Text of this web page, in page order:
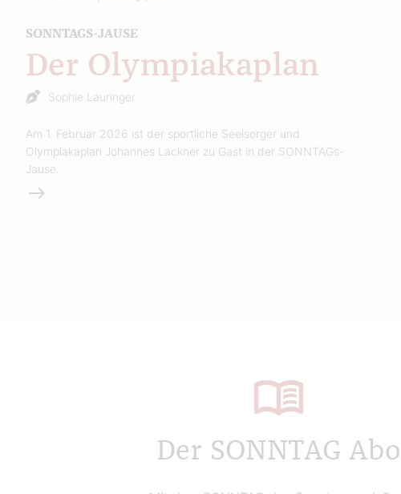
SONNTAGS-JAUSE
Der Olympiakaplan
Sophie Lauringer
Am 1. Februar 2026 ist der sportliche Seelsorger und
Olympiakaplan Johannes Lackner zu Gast in der SONNTAGs-
Jause.
Weiterlesen
Der SONNTAG Abo